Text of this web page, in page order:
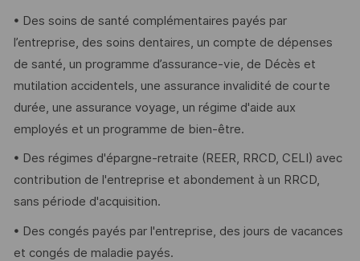
• Des soins de santé complémentaires payés par
l’entreprise, des soins dentaires, un compte de dépenses
de santé, un programme d’assurance-vie, de Décès et
mutilation accidentels, une assurance invalidité de courte
durée, une assurance voyage, un régime d'aide aux
employés et un programme de bien-être.
• Des régimes d'épargne-retraite (REER, RRCD, CELI) avec
contribution de l'entreprise et abondement à un RRCD,
sans période d'acquisition.
• Des congés payés par l'entreprise, des jours de vacances
et congés de maladie payés.